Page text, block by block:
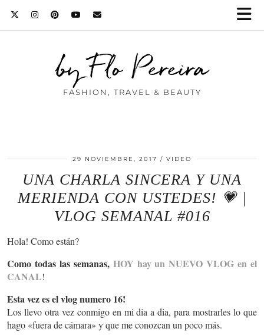
by Flo Pereira
FASHION, TRAVEL & BEAUTY
29 NOVIEMBRE, 2017 VIDEO
UNA CHARLA SINCERA Y UNA
MERIENDA CON USTEDES! 💗 |
VLOG SEMANAL #016
Hola! Como están?
Como todas las semanas, HOY hay un NUEVO VLOG en el
CANAL!
Esta vez es el vlog numero 16!
Los llevo otra vez conmigo en mi dia a dia, para mostrarles lo que
hago «fuera de cámara» y que me conozcan un poco más.